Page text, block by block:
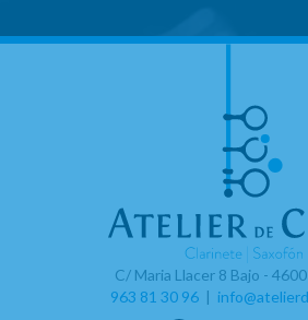
C/ Maria Llacer 8 Bajo -
963 81 30 96|